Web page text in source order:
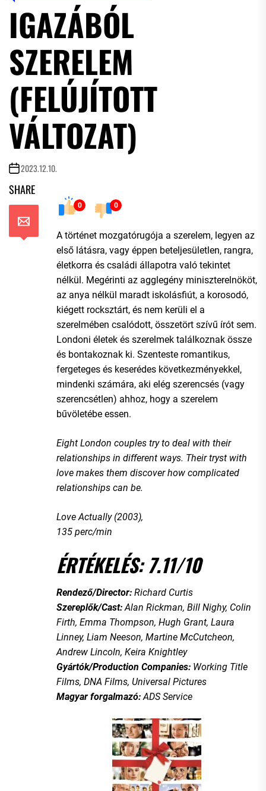
IGAZÁBÓL
SZERELEM
(FELÚJÍTOTT
VÁLTOZAT)
2023.12.10.
SHARE
0 0
A történet mozgatórugója a szerelem, legyen az
első látásra, vagy éppen beteljesületlen, rangra,
életkorra és családi állapotra való tekintet
nélkül. Megérinti az agglegény miniszterelnököt,
az anya nélkül maradt iskolásfiút, a korosodó,
kiégett rocksztárt, és nem kerüli el a
szerelmében csalódott, összetört szívű írót sem.
Londoni életek és szerelmek találkoznak össze
és bontakoznak ki. Szenteste romantikus,
fergeteges és keserédes következményekkel,
mindenki számára, aki elég szerencsés (vagy
szerencsétlen) ahhoz, hogy a szerelem
bűvöletébe essen.
Eight London couples try to deal with their
relationships in different ways. Their tryst with
love makes them discover how complicated
relationships can be.
Love Actually (2003),
135 perc/min
ÉRTÉKELÉS: 7.11/10
Rendező/Director: Richard Curtis
Szereplők/Cast: Alan Rickman, Bill Nighy, Colin
Firth, Emma Thompson, Hugh Grant, Laura
Linney, Liam Neeson, Martine McCutcheon,
Andrew Lincoln, Keira Knightley
Gyártók/Production Companies: Working Title
Films, DNA Films, Universal Pictures
Magyar forgalmazó: ADS Service